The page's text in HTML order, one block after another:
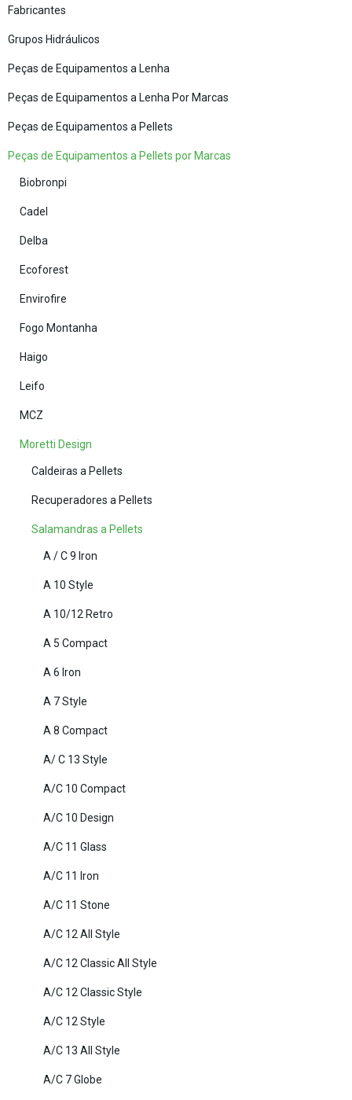
Fabricantes
Grupos Hidráulicos
Peças de Equipamentos a Lenha
Peças de Equipamentos a Lenha Por Marcas
Peças de Equipamentos a Pellets
Peças de Equipamentos a Pellets por Marcas
Biobronpi
Cadel
Delba
Ecoforest
Envirofire
Fogo Montanha
Haigo
Leifo
MCZ
Moretti Design
Caldeiras a Pellets
Recuperadores a Pellets
Salamandras a Pellets
A / C 9 Iron
A 10 Style
A 10/12 Retro
A 5 Compact
A 6 Iron
A 7 Style
A 8 Compact
A/ C 13 Style
A/C 10 Compact
A/C 10 Design
A/C 11 Glass
A/C 11 Iron
A/C 11 Stone
A/C 12 All Style
A/C 12 Classic All Style
A/C 12 Classic Style
A/C 12 Style
A/C 13 All Style
A/C 7 Globe